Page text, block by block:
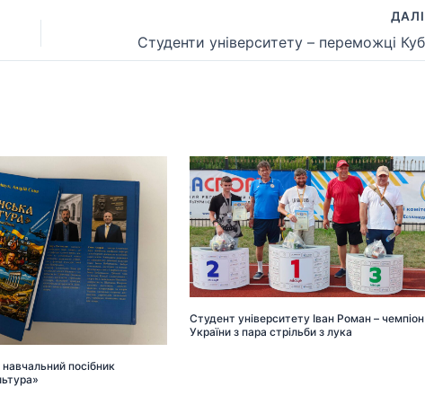
ДАЛІ
посібник
Студент університету Іван Роман – чемпіон
України з пара стрільби з лука